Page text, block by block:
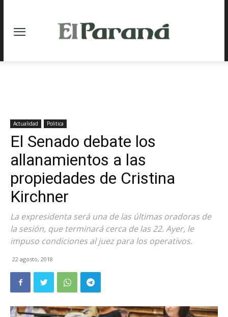
Actualidad Politica
El Senado debate los
allanamientos a las
propiedades de Cristina
Kirchner
La expresidenta será una de las últimas oradoras de
la sesión, que terminará cerca de las 22. Ayer, le
impuso condiciones al juez para los operativos.
22 agosto, 2018